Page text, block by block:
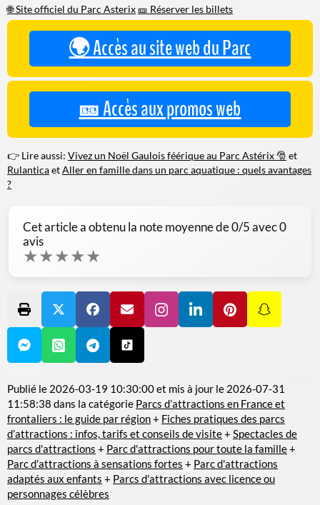
🌐 Site officiel du Parc Asterix🎫 Réserver les billets
🌍 Accès au site web du Parc
🎫 Accès aux promos web
👉 Lire aussi: Vivez un Noël Gaulois féérique au Parc Astérix 🎅 et
RulanticaetAller en famille dans un parc aquatique : quels avantages
?
Cet article a obtenu la note moyenne de0/5 avec0
avis
★★★★★
Publié le 2026-03-19 10:30:00et mis à jour le 2026-07-31
11:58:38 dans la catégorie Parcs d’attractions en France et
frontaliers : le guide par région+ Fiches pratiques des parcs
d’attractions : infos, tarifs et conseils de visite+ Spectacles de
parcs d'attractions + Parc d'attractions pour toute la famille+
Parc d'attractions à sensations fortes + Parc d'attractions
adaptés aux enfants + Parcs d'attractions avec licence ou
personnages célèbres